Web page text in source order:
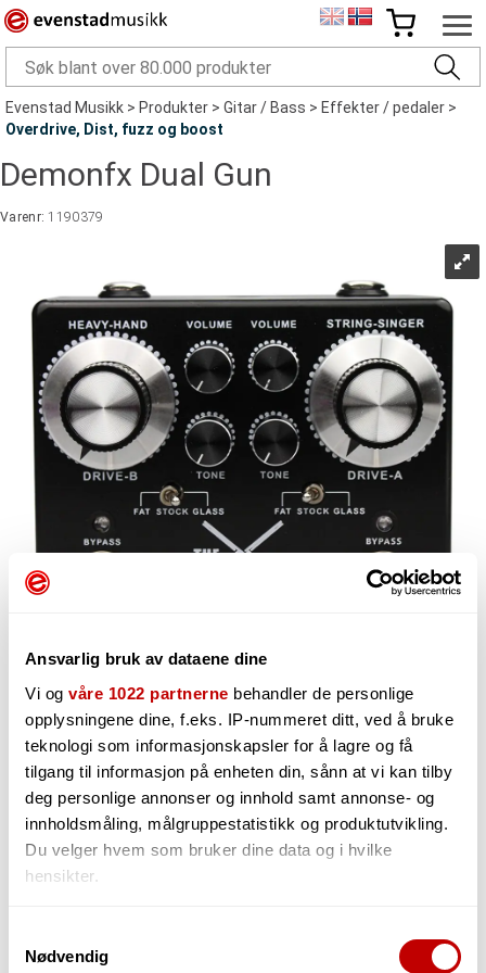
Ansvarlig bruk av dataene dine
Vi og våre 1022 partnerne behandler de personlige
opplysningene dine, f.eks. IP-nummeret ditt, ved å bruke
teknologi som informasjonskapsler for å lagre og få
tilgang til informasjon på enheten din, sånn at vi kan tilby
deg personlige annonser og innhold samt annonse- og
innholdsmåling, målgruppestatistikk og produktutvikling.
Du velger hvem som bruker dine data og i hvilke
hensikter.
Innhente informasjon om den geografiske
Nødvendig
Evenstad Musikk>Produkter>Gitar / Bass>Effekter / pedaler>
Overdrive, Dist, fuzz og boost
Demonfx Dual Gun
Varenr:1190379
1 599,-
- +